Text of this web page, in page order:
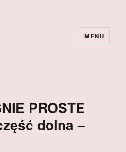
MENU
PROSTE
dolna –